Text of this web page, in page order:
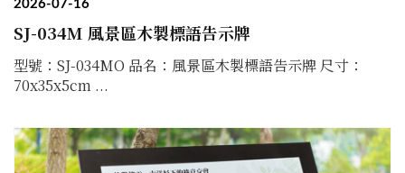
2026-07-16
SJ-034M 風景區木製標語告示牌
型號：SJ-034MO 品名：風景區木製標語告示牌 尺寸：
70x35x5cm ...